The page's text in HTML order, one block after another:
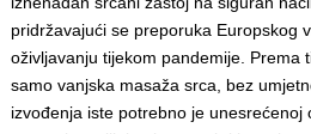
pridržavajući se preporuka Europskog
oživljavanju tijekom pandemije. Prema
samo vanjska masaža srca, bez
izvođenja iste potrebno je unesrećenoj